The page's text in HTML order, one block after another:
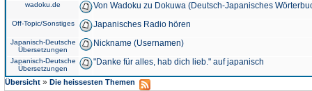
wadoku.de Von Wadoku zu Dokuwa (Deutsch-Japanisches
Off-Topic/Sonstiges Japanisches Radio hören
Japanisch-Deutsche
Übersetzungen
Nickname (Usernamen)
Japanisch-Deutsche
Übersetzungen
"Danke für alles, hab dich lieb." auf japanisch
Übersicht » Die heissesten Themen